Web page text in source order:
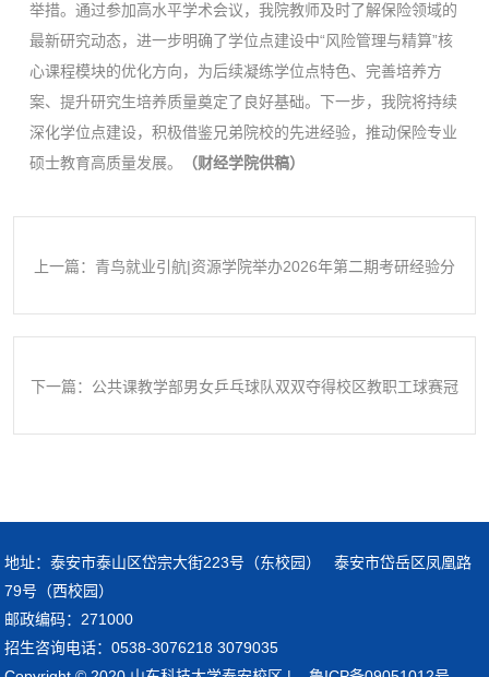
举措。通过参加高水平学术会议，我院教师及时了解保险领域的
最新研究动态，进一步明确了学位点建设中“风险管理与精算”核
心课程模块的优化方向，为后续凝练学位点特色、完善培养方
案、提升研究生培养质量奠定了良好基础。下一步，我院将持续
深化学位点建设，积极借鉴兄弟院校的先进经验，推动保险专业
硕士教育高质量发展。
（财经学院供稿）
上一篇：青鸟就业引航|资源学院举办2026年第二期考研经验分
下一篇：公共课教学部男女乒乓球队双双夺得校区教职工球赛冠
地址：泰安市泰山区岱宗大街223号（东校园） 泰安市岱岳区凤凰路
79号（西校园）
邮政编码：271000
招生咨询电话：0538-3076218 3079035